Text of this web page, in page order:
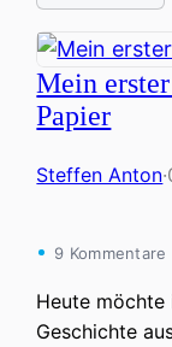
Mein
Papier
Steffen Anton·
9 Kommentare
Heute möchte
Geschichte